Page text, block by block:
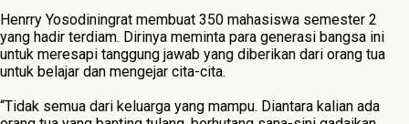
Henrry Yosodiningrat membuat 350 mahasiswa semester 2
yang hadir terdiam. Dirinya meminta para generasi bangsa ini
untuk meresapi tanggung jawab yang diberikan dari orang tua
untuk belajar dan mengejar cita-cita.
“Tidak semua dari keluarga yang mampu. Diantara kalian ada